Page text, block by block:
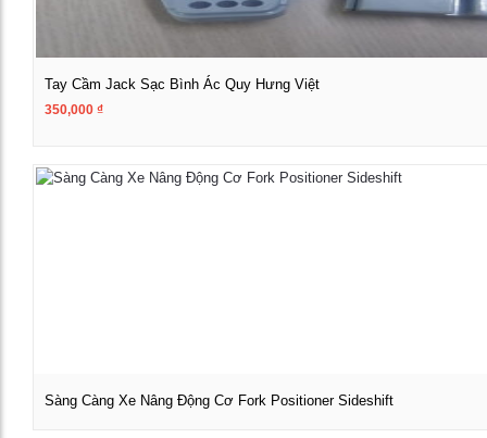
Tay Cầm Jack Sạc Bình Ác Quy Hưng Việt
350,000 ₫
Sàng Càng Xe Nâng Động Cơ Fork Positioner Sideshift